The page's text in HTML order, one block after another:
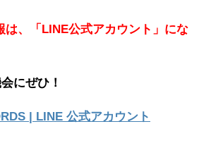
は、「LINE公式アカウント」にな
にぜひ！
| LINE 公式アカウント